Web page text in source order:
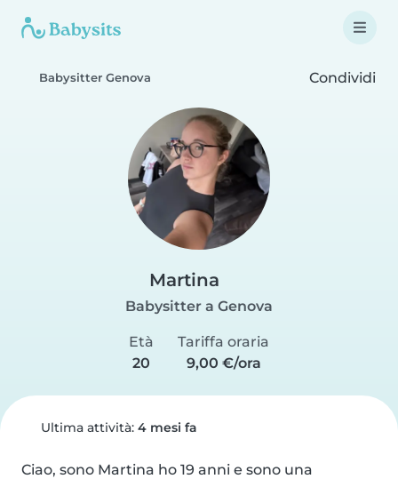
Babysitter Genova Condividi
Martina
Babysitter a Genova
Età
20
Tariffa oraria
9,00 €/ora
Ultima attività: 4 mesi fa
Ciao, sono Martina ho 19 anni e sono una